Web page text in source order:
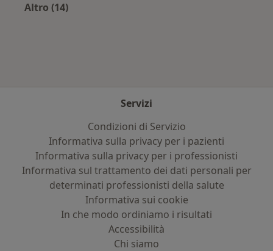
Altro (14)
Servizi
Condizioni di Servizio
Informativa sulla privacy per i pazienti
Informativa sulla privacy per i professionisti
Informativa sul trattamento dei dati personali per
determinati professionisti della salute
Informativa sui cookie
In che modo ordiniamo i risultati
Accessibilità
Chi siamo